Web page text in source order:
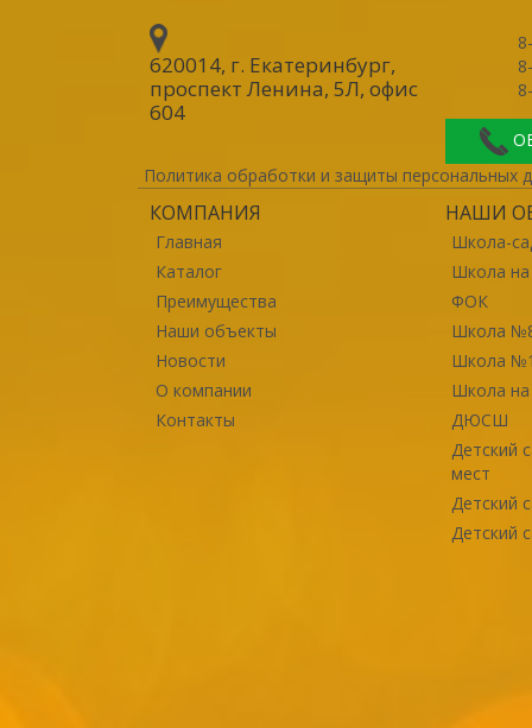
620014, г. Екатеринбург,
проспект Ленина, 5Л, офис
604
Политика обработки и защиты персональных
КОМПАНИЯ
Главная
Каталог
Преимущества
Наши объекты
Новости
О компании
Контакты
НАШИ
Школа-
Школа
ФОК
Школа
Школа
Школа
ДЮСШ
Детский
мест
Детский
Детский